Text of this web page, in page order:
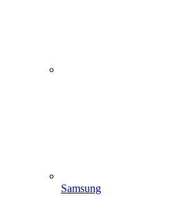
Samsung